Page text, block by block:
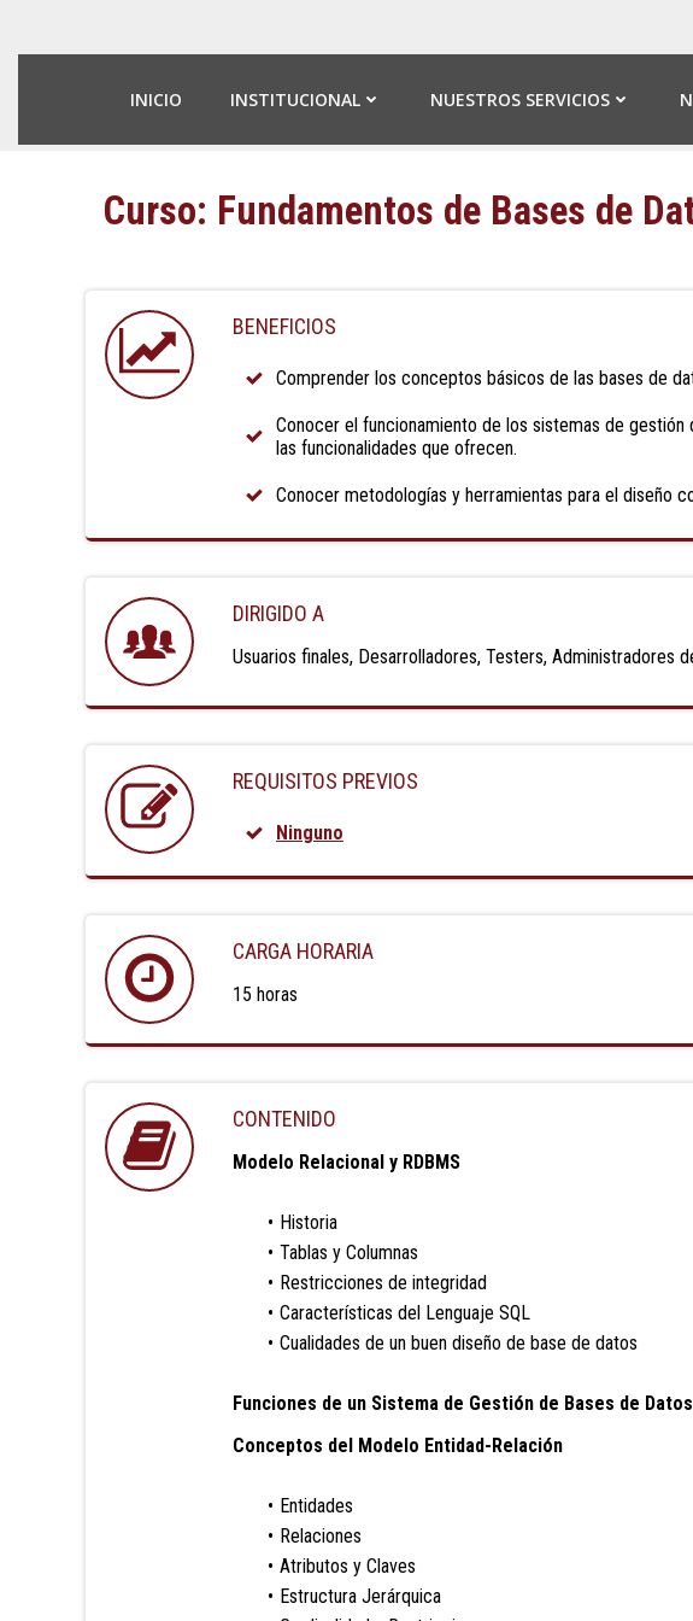
INICIO
INSTITUCIONAL NUESTROS SERVICIOS
Curso: Fundamentos de Bases de
BENEFICIOS
Comprender los conceptos básicos de las bases de
Conocer el funcionamiento de los sistemas de
las funcionalidades que ofrecen.
Conocer metodologías y herramientas para el diseño
DIRIGIDO A
Usuarios finales, Desarrolladores, Testers, Administradores
REQUISITOS PREVIOS
Ninguno
CARGA HORARIA
15 horas
CONTENIDO
Modelo Relacional y RDBMS
Historia
Tablas y Columnas
Restricciones de integridad
Características del Lenguaje SQL
Cualidades de un buen diseño de base de datos
Funciones de un Sistema de Gestión de Bases de Datos
Conceptos del Modelo Entidad-Relación
Entidades
Relaciones
Atributos y Claves
Estructura Jerárquica